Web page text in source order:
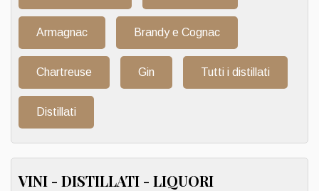
Armagnac Brandy e Cognac
Chartreuse Gin Tutti i distillati
Distillati
VINI - DISTILLATI - LIQUORI